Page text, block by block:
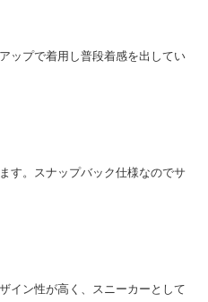
ップで着用し普段着感を出してい
す。スナップバック仕様なのでサ
イン性が高く、スニーカーとして